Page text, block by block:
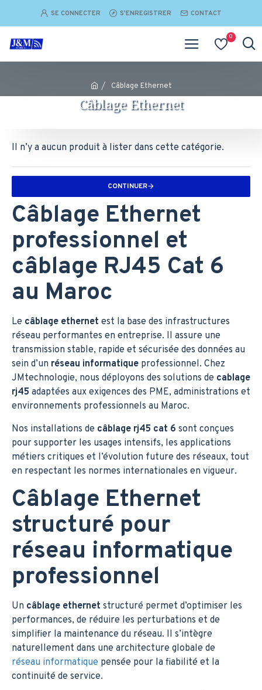
SE CONNECTER S'ENREGISTRER CONTACT
0
Câblage Ethernet
Câblage Ethernet
Câblage Ethernet
professionnel et
câblage RJ45 Cat 6
au Maroc
Le câblage ethernet est la base des infrastructures
réseau performantes en entreprise. Il assure une
transmission stable, rapide et sécurisée des données au
sein d’un réseau informatique professionnel. Chez
JMtechnologie, nous déployons des solutions de cablage
rj45 adaptées aux exigences des PME, administrations et
environnements professionnels au Maroc.
Nos installations de câblage rj45 cat 6 sont conçues
pour supporter les usages intensifs, les applications
métiers critiques et l’évolution future des réseaux, tout
en respectant les normes internationales en vigueur.
Câblage Ethernet
structuré pour
réseau informatique
professionnel
Un câblage ethernet structuré permet d’optimiser les
performances, de réduire les perturbations et de
simplifier la maintenance du réseau. Il s’intègre
naturellement dans une architecture globale de
réseau informatique pensée pour la fiabilité et la
continuité de service.
Il n’y a aucun produit à lister dans cette catégorie.
CONTINUER